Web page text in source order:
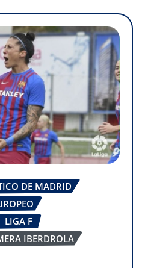
DE MADRID
LIGA F
IBERDROLA